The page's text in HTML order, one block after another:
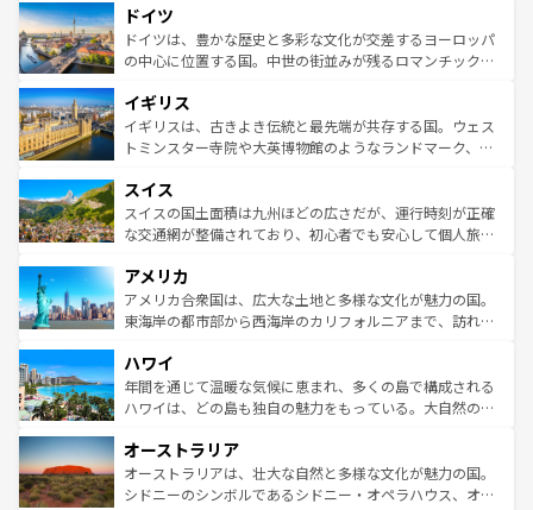
せる。地方によって風土や気候が異なるスペインはその個
性で訪れる人を魅了する。 なお、新着のスペイン情報は コ
ンテンツ一覧を参照してほしい。
で、幅広い魅力が詰まっている。華麗な宮殿、歴史的な大
聖堂、美しいビーチ、そして豊かな自然が、訪れる者を心
から魅了する。また、フランスは美食の国としても知ら
いる。シャンパンの発祥地であるランス、プロヴァンスの
香り高いラベンダー畑など、多彩な楽しみ方が可能だ。さ
らに、パリ以外の地域にも魅力が溢れており、どの街角に
れる地方に足を運ぶとそれぞれで全く異なる文化を体験で
きるだろう。 なお、新着のフランス情報はコンテンツ一覧
を参照してほしい。
ドイツ
ドイツは、豊かな歴史と多彩な文化が交差するヨーロッパ
の中心に位置する国。中世の街並みが残るロマンチック街
顔を持つこの国は、どこを歩いても飽きることがない。ベ
ルリンの文化的活気、バイエルン州のアルプスの絶景、そ
してライン川沿いのワイン畑といった風景は必見。ビール
は、お酒好きな人にはぜひ体験してほしい。 なお、新着の
ドイツ情報はコンテンツ一覧を参照してほしい。
イギリス
イギリスは、古きよき伝統と最先端が共存する国。ウェス
トミンスター寺院や大英博物館のようなランドマーク、歴
リアごとに異なる魅力がある。また、優雅なアフタヌーン
ティー、ビール好きにはたまらない英国パブ、サッカー観
戦など、本場だからこそできる体験も豊富。イギリスを旅
ンツ一覧を参照してほしい。
スイス
スイスの国土面積は九州ほどの広さだが、運行時刻が正確
な交通網が整備されており、初心者でも安心して個人旅行
の建物がそのまま残る町や、スイスならではのユニークな
博物館もあり、アルプス観光だけでなく町歩きも満喫する
ことができる。国民の所得が高いため物価も高いが、旅行
ば市内交通費無料で観光を楽しむこともできる。 なお、新
着のスイス情報はコンテンツ一覧 を参照してほしい。
アメリカ
アメリカ合衆国は、広大な土地と多様な文化が魅力の国。
東海岸の都市部から西海岸のカリフォルニアまで、訪れる
のような巨大都市は、観光、ショッピング、エンターテイ
ンメントが詰まった刺激的なスポットだ。一方、アメリカ
西部には大自然が広がり、グランドキャニオンやイエロー
部のニューオーリンズでは、音楽と美食が融合した独特の
文化が魅力。旅行者はアメリカの各地域で異なる魅力を楽
しみながら、その多様性と豊かな歴史を感じることができ
ハワイ
年間を通じて温暖な気候に恵まれ、多くの島で構成される
ハワイは、どの島も独自の魅力をもっている。大自然の神
ワイ島は見逃せない。また、定番の観光地といえばオアフ
島だが、静かな自然を求めるならマウイ島やカウアイ島が
おすすめ。エメラルドグリーンに輝く海をはじめ、豊かな
オーストラリア
オーストラリアは、壮大な自然と多様な文化が魅力の国。
シドニーのシンボルであるシドニー・オペラハウス、オー